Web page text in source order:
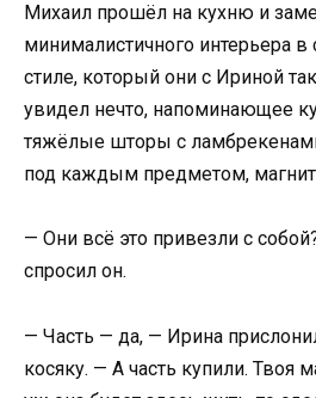
Михаил прошёл на кухню и
минималистичного интерьера
стиле, который они с Ириной
увидел нечто, напоминающее
тяжёлые шторы с
под каждым предметом,
— Они всё это привезли с
спросил он.
— Часть — да, — Ирина
косяку. — А часть купили. Твоя